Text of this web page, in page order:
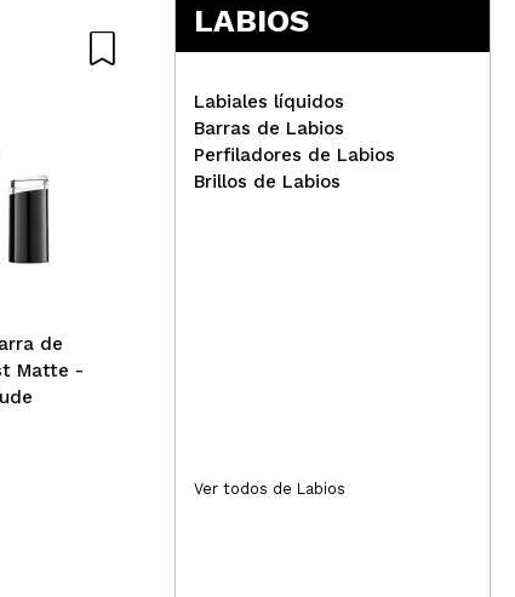
de
Matte -
(4)
LABIOS
Labiales líquidos
Barras de Labios
Perfiladores de Labios
Brillos de Labios
Ver todos de Labios